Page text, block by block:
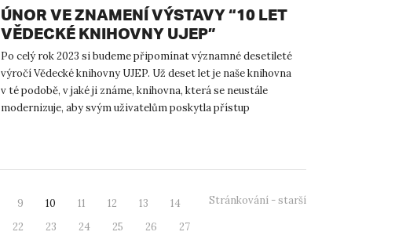
ÚNOR VE ZNAMENÍ VÝSTAVY “10 LET
VĚDECKÉ KNIHOVNY UJEP”
Po celý rok 2023 si budeme připomínat významné desetileté
výročí Vědecké knihovny UJEP. Už deset let je naše knihovna
v té podobě, v jaké ji známe, knihovna, která se neustále
modernizuje, aby svým uživatelům poskytla přístup
9 10 11 12 13
14
22 23 24 25 26 27
Stránkování - starší